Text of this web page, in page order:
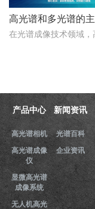
产品中心
高光谱相机
高光谱成像
仪
显微高光谱
成像系统
无人机高光
新闻资讯
光谱百科
企业资讯